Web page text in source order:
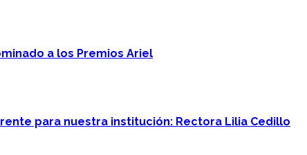
a los Premios Ariel
para nuestra institución: Rectora Lilia Cedillo